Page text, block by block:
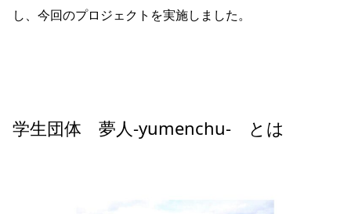
し、今回のプロジェクトを実施しました。
学生団体 夢人-yumenchu- とは